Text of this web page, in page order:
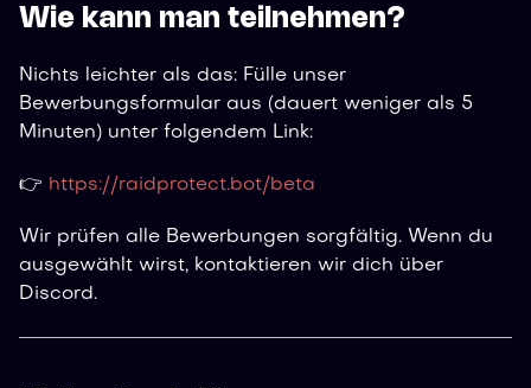
Wie kann man teilnehmen?
Nichts leichter als das: Fülle unser
Bewerbungsformular aus (dauert weniger als 5
Minuten) unter folgendem Link:
👉 https://raidprotect.bot/beta
Wir prüfen alle Bewerbungen sorgfältig. Wenn du
ausgewählt wirst, kontaktieren wir dich über
Discord.